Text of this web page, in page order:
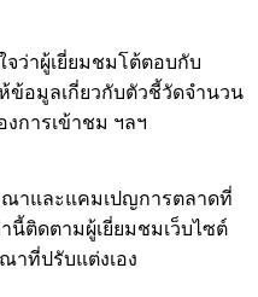
จว่าผู้เยี่ยมชมโต้ตอบกับ
ข้อมูลเกี่ยวกับตัวชี้วัดจำนวน
การเข้าชม ฯลฯ
าและแคมเปญการตลาดที่
นี้ติดตามผู้เยี่ยมชมเว็บไซต์
าที่ปรับแต่งเอง